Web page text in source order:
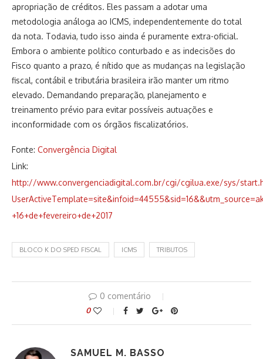
apropriação de créditos. Eles passam a adotar uma
metodologia análoga ao ICMS, independentemente do total
da nota. Todavia, tudo isso ainda é puramente extra-oficial.
Embora o ambiente político conturbado e as indecisões do
Fisco quanto a prazo, é nítido que as mudanças na legislação
fiscal, contábil e tributária brasileira irão manter um ritmo
elevado. Demandando preparação, planejamento e
treinamento prévio para evitar possíveis autuações e
inconformidade com os órgãos fiscalizatórios.
Fonte: Convergência Digital
Link:
http://www.convergenciadigital.com.br/cgi/cgilua.exe/sys/
+16+de+fevereiro+de+2017
BLOCO K DO SPED FISCAL ICMS TRIBUTOS
0 comentário
0
SAMUEL M. BASSO